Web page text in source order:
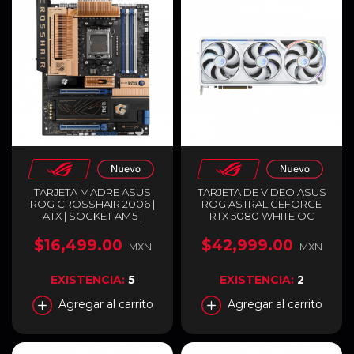
TARJETA MADRE ASUS
ROG CROSSHAIR 2006 |
ATX | SOCKET AM5 |
DDR5 (HASTA 256GB) | 1 X
HDMI / 2 X USB-C | WI-FI 7 |
ESPECIAL RETRO | NEGRO
/ COBRE | ROG
CROSSHAIR 2006
$16,499.00 MXN
EXISTENCIA: 5
Agregar al carrito
TARJETA DE VIDEO ASUS
ROG ASTRAL GEFORCE
RTX 5080 WHITE OC
PCI EXPRESS 5.0 | 256 BITS
| 2 X HDMI / 3 X
BLANCO | ROG-ASTRAL-
RTX5080-O16G-WHITE
$42,999.00 MXN
EXISTENCIA: 2
Agregar al carrito